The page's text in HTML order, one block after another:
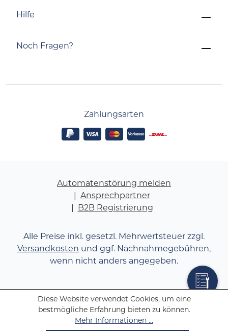
Noch Fragen?
Hilfe
Zahlungsarten
Automatenstörung melden
Ansprechpartner
B2B Registrierung
Alle Preise inkl. gesetzl. Mehrwertsteuer zzgl.
Versandkosten und ggf. Nachnahmegebühren,
wenn nicht anders angegeben.
Diese Website verwendet Cookies, um eine
bestmögliche Erfahrung bieten zu können.
Mehr Informationen ...